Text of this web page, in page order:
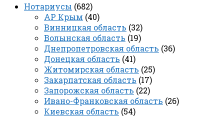
Нотариусы (682)
АР Крым (40)
Винницкая область (32)
Волынская область (19)
Днепропетровская область (36)
Донецкая область (41)
Житомирская область (25)
Закарпатская область (17)
Запорожская область (22)
Ивано-Франковская область (26)
Киевская область (54)